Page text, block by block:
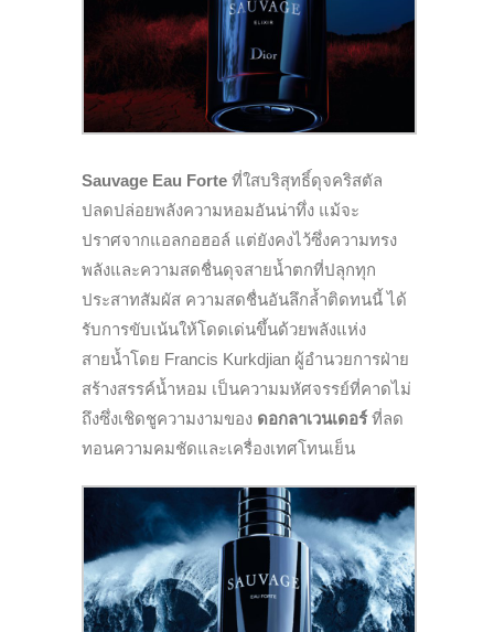
Sauvage Eau Forte ที่ใสบริสุทธิ์ดุจคริสตัล
ปลดปล่อยพลังความหอมอันน่าทึ่ง แม้จะ
ปราศจากแอลกอฮอล์ แต่ยังคงไว้ซึ่งความทรง
พลังและความสดชื่นดุจสายน้ำตกที่ปลุกทุก
ประสาทสัมผัส ความสดชื่นอันลึกล้ำติดทนนี้ ได้
รับการขับเน้นให้โดดเด่นขึ้นด้วยพลังแห่ง
สายน้ำโดย Francis Kurkdjian ผู้อำนวยการฝ่าย
สร้างสรรค์น้ำหอม เป็นความมหัศจรรย์ที่คาดไม่
ถึงซึ่งเชิดชูความงามของ ดอกลาเวนเดอร์ที่ลด
ทอนความคมชัดและเครื่องเทศโทนเย็น